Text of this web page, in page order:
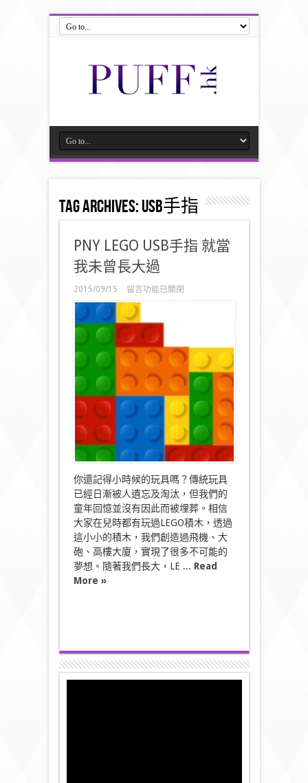
Tag Archives:USB手指
PNY LEGO USB手指 就當
我未曾長大過
2015/09/15
在
〈PNY
LEGO
USB
手
指
就
當
我
未
曾
長
大
過〉
中
留言功能已關閉
你還記得小時候的玩具嗎？傳統玩具
已經日漸被人遺忘及淘汰，但我們的
童年回憶並沒有因此而被埋葬。相信
大家在兒時都有玩過LEGO積木，透過
這小小的積木，我們創造過飛機、大
砲、高樓大廈，實現了很多不可能的
夢想。隨著我們長大，LE ... Read
More »